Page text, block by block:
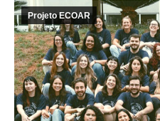
Projeto ECOAR